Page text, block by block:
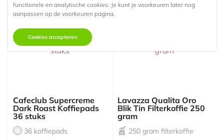
Cafeclub Supercreme
Dark Roast Koffiepads
36 stuks
36 koffiepads
Lavazza Qualita Oro
Blik Tin Filterkoffie 250
gram
250 gram filterkoffie
functionele en analytische cookies. Je kunt je voorkeuren later nog
aanpassen op de voorkeuren pagina.
Cookies accepteren